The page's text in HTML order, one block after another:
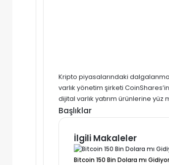
Kripto piyasalarındaki
varlık yönetim şirketi
dijital varlık yatırım ürünlerine yüz
Başlıklar
İlgili Makaleler
Bitcoin 150 Bin Dolara mı